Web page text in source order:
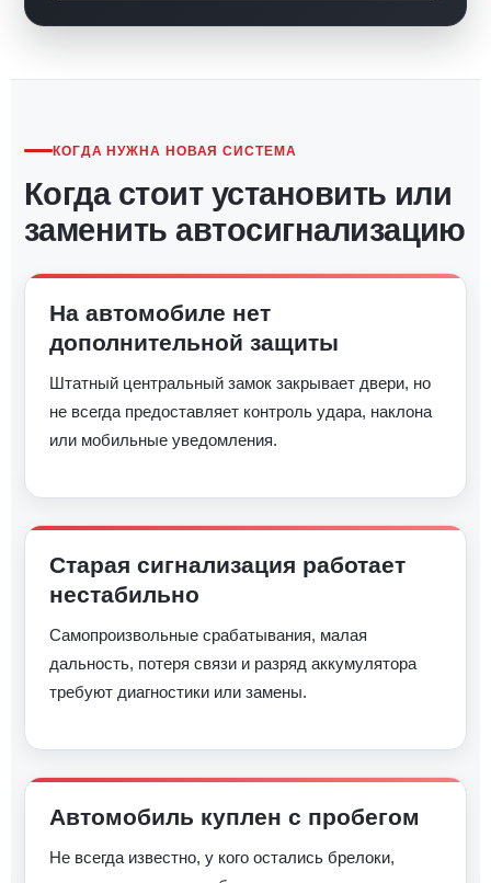
КОГДА НУЖНА НОВАЯ СИСТЕМА
Когда стоит установить или
заменить автосигнализацию
На автомобиле нет
дополнительной защиты
Штатный центральный замок закрывает двери, но
не всегда предоставляет контроль удара, наклона
или мобильные уведомления.
Старая сигнализация работает
нестабильно
Самопроизвольные срабатывания, малая
дальность, потеря связи и разряд аккумулятора
требуют диагностики или замены.
Автомобиль куплен с пробегом
Не всегда известно, у кого остались брелоки,